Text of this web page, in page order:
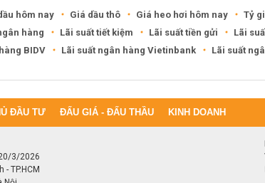
hôm nay Giá dầu thô Giá heo hơi hôm nay Tỷ
hàng Lãi suất tiết kiệm Lãi suất tiền gửi
Lãi
BIDV Lãi suất ngân hàng Vietinbank Lãi suất
ĐẦU TƯ ĐẤU GIÁ - ĐẤU THẦU KINH DOANH
3/2026
TP.HCM